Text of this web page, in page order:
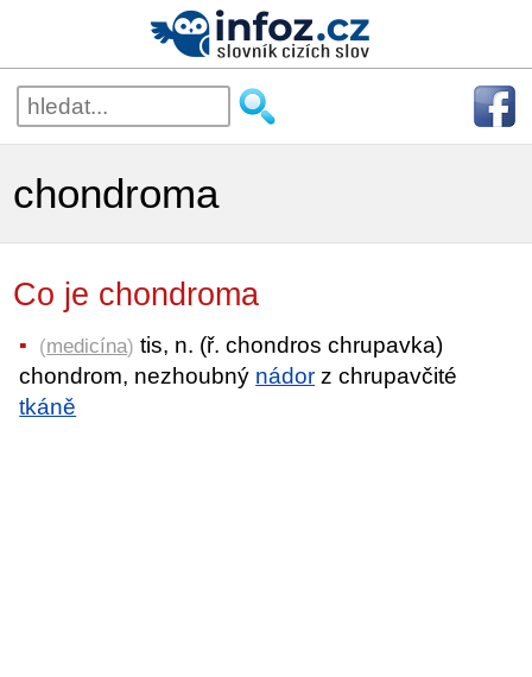
chondroma
Co je chondroma
(medicína) tis, n. (ř. chondros chrupavka)
chondrom, nezhoubný nádor z chrupavčité
tkáně